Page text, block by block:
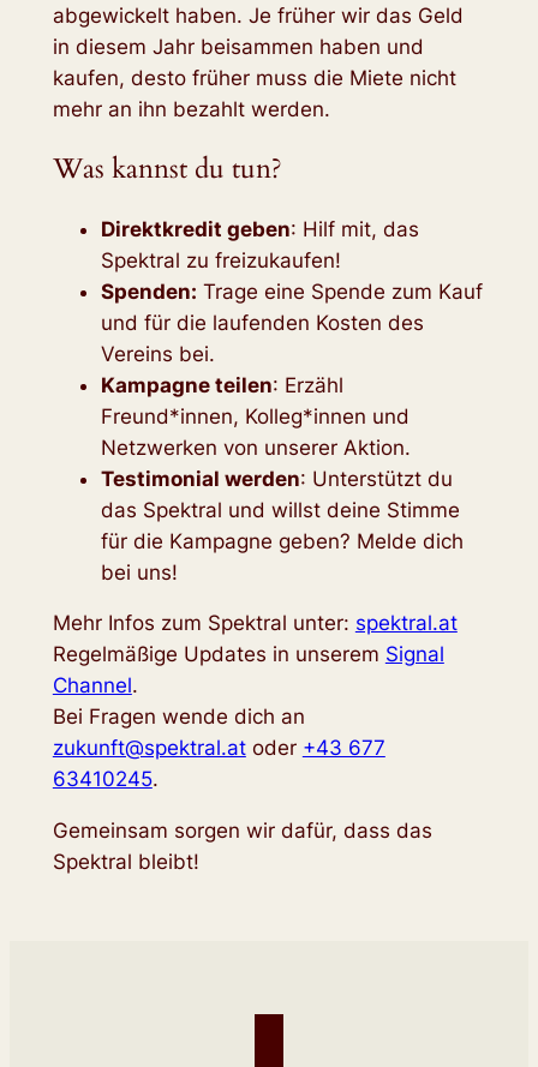
abgewickelt haben. Je früher wir das Geld
in diesem Jahr beisammen haben und
kaufen, desto früher muss die Miete nicht
mehr an ihn bezahlt werden.
Was kannst du tun?
Direktkredit geben: Hilf mit, das
Spektral zu freizukaufen!
Spenden: Trage eine Spende zum Kauf
und für die laufenden Kosten des
Vereins bei.
Kampagne teilen: Erzähl
Freund*innen, Kolleg*innen und
Netzwerken von unserer Aktion.
Testimonial werden: Unterstützt du
das Spektral und willst deine Stimme
für die Kampagne geben? Melde dich
bei uns!
Mehr Infos zum Spektral unter: spektral.at
Regelmäßige Updates in unserem Signal
Channel.
Bei Fragen wende dich an
zukunft@spektral.atoder +43 677
63410245.
Gemeinsam sorgen wir dafür, dass das
Spektral bleibt!